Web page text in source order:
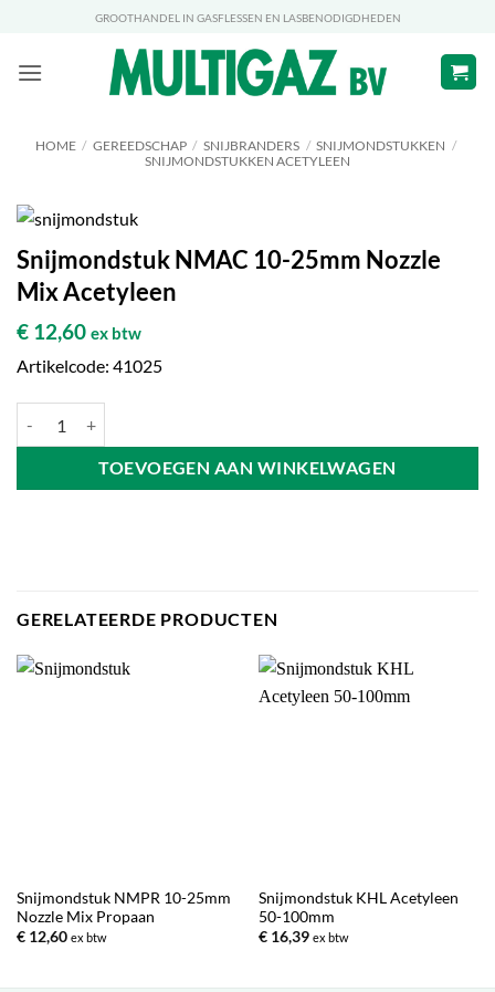
inhoud
GROOTHANDEL IN GASFLESSEN EN LASBENODIGDHEDEN
HOME / GEREEDSCHAP / SNIJBRANDERS / SNIJMONDSTUKKEN /
SNIJMONDSTUKKEN ACETYLEEN
Snijmondstuk NMAC 10-25mm Nozzle
Mix Acetyleen
€ 12,60 ex btw
Artikelcode: 41025
TOEVOEGEN AAN WINKELWAGEN
GERELATEERDE PRODUCTEN
Snijmondstuk NMPR 10-25mm
Nozzle Mix Propaan
€12,60 ex btw
Snijmondstuk KHL Acetyleen
50-100mm
€16,39 ex btw